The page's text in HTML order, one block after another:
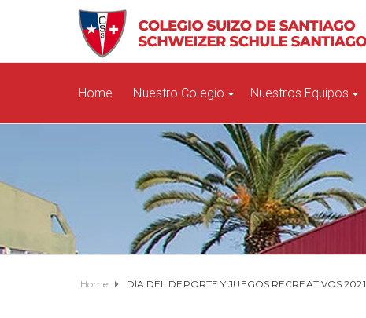
Home Nuestro Colegio Nuestros Equipos
Home DÍA DEL DEPORTE Y JUEGOS RECREATIVOS 2021